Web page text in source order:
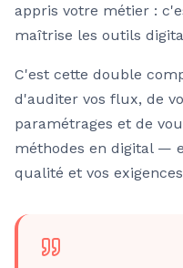
appris votre métier :
maîtrise les outils
C'est cette double
d'auditer vos flux, de
paramétrages et de
méthodes en digital —
qualité et vos